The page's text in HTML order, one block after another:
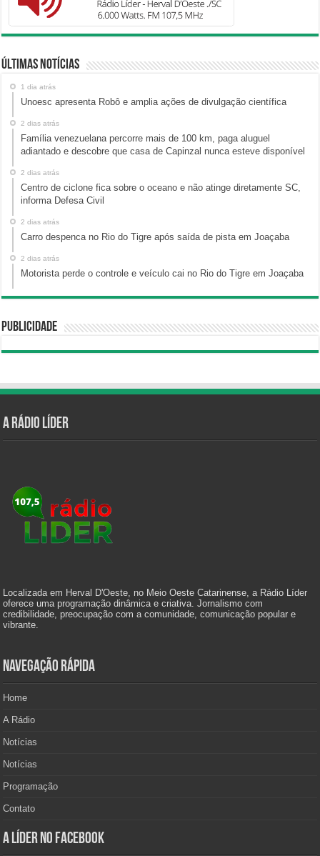
Últimas Notícias
1 dia atrás
Unoesc apresenta Robô e amplia ações de divulgação científica
2 dias atrás
Família venezuelana percorre mais de 100 km, paga aluguel
adiantado e descobre que casa de Capinzal nunca esteve disponível
2 dias atrás
Centro de ciclone fica sobre o oceano e não atinge diretamente SC,
informa Defesa Civil
2 dias atrás
Carro despenca no Rio do Tigre após saída de pista em Joaçaba
2 dias atrás
Motorista perde o controle e veículo cai no Rio do Tigre em Joaçaba
Publicidade
A Rádio Líder
Localizada em Herval D'Oeste, no Meio Oeste Catarinense, a Rádio Líder
oferece uma programação dinâmica e criativa. Jornalismo com
credibilidade, preocupação com a comunidade, comunicação popular e
vibrante.
Navegação Rápida
Home
A Rádio
Notícias
Notícias
Programação
Contato
A Líder no Facebook